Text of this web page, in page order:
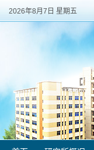
2026年8月7日 星期五